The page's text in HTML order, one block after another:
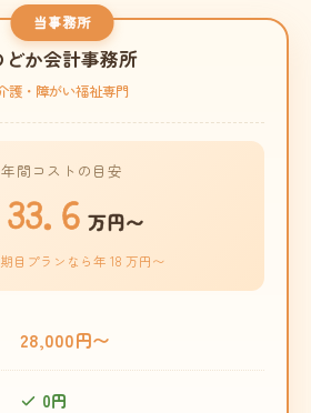
当事務所
どか会計事務所
護・障がい福祉専門
年間コストの目安
33.6 万円〜
目プランなら年 18 万円〜
28,000円〜
0円